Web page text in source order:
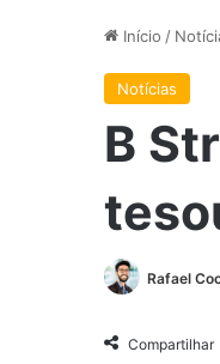
Início /
Notícias
B
Rafael
Compartilhar